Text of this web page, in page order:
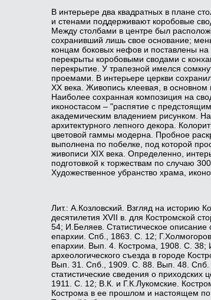
В интерьере два квадратных в плане
и стенами поддерживают коробовые
Между столбами в центре был
сохранивший лишь свое основание;
концам боковых нефов и поставлены
перекрыты коробовыми сводами с
перекрытие. У трапезной имелся
проемами. В интерьере церкви
ХХ века. Живопись клеевая, в основном
Наиболее сохранная композиция на
иконостасом – "распятие с
академическим владением рисунком.
архитектурного лепного декора.
цветовой гаммы модерна. Пробное
выполнена по побелке, под которой
живописи XIX века. Определенно,
подготовкой к торжествам по случаю
Художественное убранство храма,
Лит.: А.Козловский. Взгляд на историю
десятилетия XVII в. для Костромской
54; И.Беляев. Статистическое описание
епархии. Спб., 1863. С. 12;
епархии. Вып. 4. Кострома, 1908. С. 38;
археологического съезда в городе
Вып. 31. Спб., 1909. С. 88. Вып. 48.
статистические сведения о приходских
1911. С. 12; В.К. и Г.К.Лукомские.
Кострома в ее прошлом и настоящем